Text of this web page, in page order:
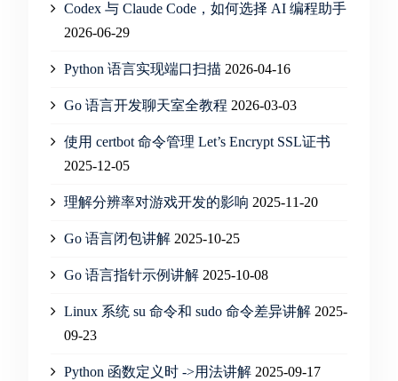
Codex 与 Claude Code，如何选择 AI 编程助手
2026-06-29
Python 语言实现端口扫描 2026-04-16
Go 语言开发聊天室全教程 2026-03-03
使用 certbot 命令管理 Let’s Encrypt SSL证书
2025-12-05
理解分辨率对游戏开发的影响 2025-11-20
Go 语言闭包讲解 2025-10-25
Go 语言指针示例讲解 2025-10-08
Linux 系统 su 命令和 sudo 命令差异讲解 2025-
09-23
Python 函数定义时 ->用法讲解 2025-09-17